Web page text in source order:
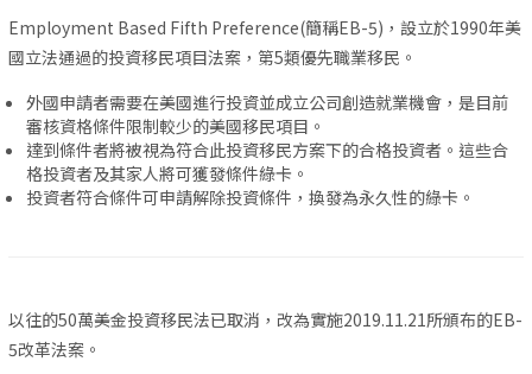
Employment Based Fifth Preference(簡稱EB-5)，設立於1990年美
國立法通過的投資移民項目法案，第5類優先職業移民。
外國申請者需要在美國進行投資並成立公司創造就業機會，是目前
審核資格條件限制較少的美國移民項目。
達到條件者將被視為符合此投資移民方案下的合格投資者。這些合
格投資者及其家人將可獲發條件綠卡。
投資者符合條件可申請解除投資條件，換發為永久性的綠卡。
以往的50萬美金投資移民法已取消，改為實施2019.11.21所頒布的EB-
5改革法案。